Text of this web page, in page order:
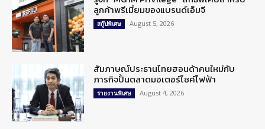
ลูกค้าพรีเมี่ยมของแบรนด์เอ็มจี
สกู๊ปพิเศษ August 5, 2026
สัมภาษณ์ประธานไทยฮอนด้าคนใหม่กับ
ภารกิจปั้นตลาดมอเตอร์ไซค์ไฟฟ้า
รายงานพิเศษ August 4, 2026